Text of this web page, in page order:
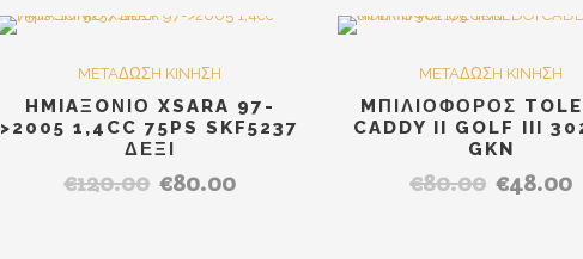
METAΔΩΣH KINHΣH
HMIAΞOΝΙΟ XSARA 97-
>2005 1,4CC 75PS SKF5237
ΔΕΞΙ
€120.00 Original
€80.00Η
METAΔΩΣH KINHΣH
MΠΙΛΙΟΦΟΡΟΣ
CADDY II GOLF III
GKN
€80.00 Original
€48.00Η